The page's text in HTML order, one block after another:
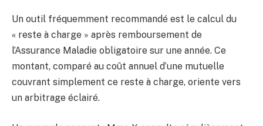
Un outil fréquemment recommandé est le calcul du
« reste à charge » après remboursement de
l’Assurance Maladie obligatoire sur une année. Ce
montant, comparé au coût annuel d’une mutuelle
couvrant simplement ce reste à charge, oriente vers
un arbitrage éclairé.